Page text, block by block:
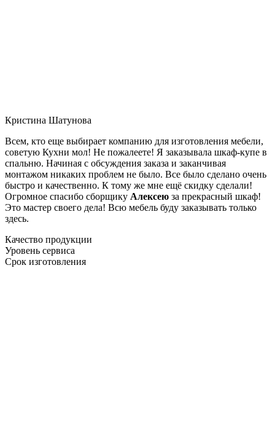
Кристина Шатунова
Всем, кто еще выбирает компанию для изготовления мебели,
советую Кухни мол! Не пожалеете! Я заказывала шкаф-купе в
спальню. Начиная с обсуждения заказа и заканчивая
монтажом никаких проблем не было. Все было сделано очень
быстро и качественно. К тому же мне ещё скидку сделали!
Огромное спасибо сборщику Алексею за прекрасный шкаф!
Это мастер своего дела! Всю мебель буду заказывать только
здесь.
Качество продукции
Уровень сервиса
Срок изготовления